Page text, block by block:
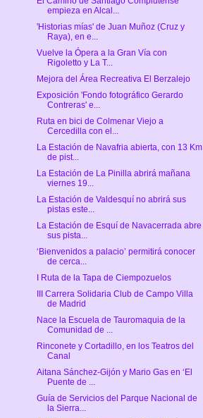
empieza en Alcal...
'Historias mías' de Juan Muñoz (Cruz y
Raya), en e...
Vuelve la Ópera a la Gran Vía con
Rigoletto y La T...
Mejora del Área Recreativa El Berzalejo
Exposición 'Fondo fotográfico Gerardo
Contreras' e...
Ruta en bici de Colmenar Viejo a
Cercedilla con el...
La Estación de Navafria abierta, con 13 Km
de pist...
La Estación de La Pinilla abrirá mañana
viernes 19...
La Estación de Valdesquí no abrirá sus
pistas este...
La Estación de Esquí de Navacerrada abre
sus pista...
‘Bienvenidos a palacio’ permitirá conocer
de cerca...
I Ruta de la Tapa de Ciempozuelos
III Carrera Solidaria Club de Campo Villa
de Madrid
Nace la Escuela de Tauromaquia de la
Comunidad de ...
Rinconete y Cortadillo, en los Teatros del
Canal
Aitana Sánchez-Gijón y Mario Gas en ‘El
Puente de ...
Guía de Servicios del Parque Nacional de
la Sierra...